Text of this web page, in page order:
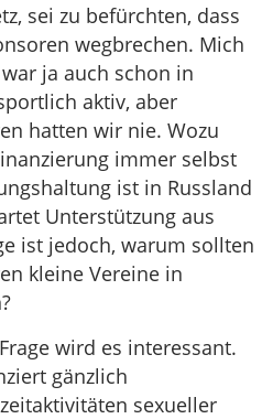
sei zu befürchten, dass
wegbrechen. Mich
ja auch schon in
aktiv, aber
hatten wir nie. Wozu
immer selbst
ist in Russland
Unterstützung aus
ist jedoch, warum sollten
kleine Vereine in
wird es interessant.
gänzlich
sexueller